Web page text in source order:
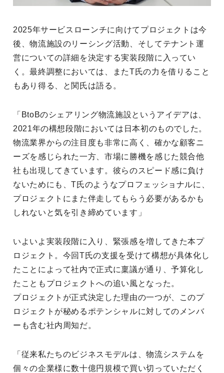
2025年サービスローンチに向けてプロジェクトは今
後、物流施設のリーシング活動、そしてテナント運
営についての詳細を決定する実装段階に入ってい
く。最終調整においては、またT氏の力を借りること
もあり得る、と関氏は語る。
「BtoBのシェアリング物流施設というアイデアは、
2021年の構想段階においては日本初のものでした。
物流業界からの注目度も非常に高く、確かな顧客ニ
ーズを感じられた一方、市場に勝機を感じた競合他
社も出現してきています。彼らのスピード感に負け
ないためにも、T氏のようなプロフェッショナルに、
プロジェクトにまた伴走してもらう必要があるかも
しれないと気を引き締めています」
いよいよ実装段階に入り、緊張感を増してきた本プ
ロジェクト。今回T氏の支援を受けて構想が具体化し
たことによって社内で正式に稟議が通り、予算化し
たこともプロジェクトへの追い風となった。
プロジェクトが正式決定した理由の一つが、このプ
ロジェクトが秘めるポテンシャルに対してのメンバ
ーも含む社内周知だ。
「従来私たちのビジネスモデルは、物流システムを
個々の企業様に数十億円規模で買い切っていただく